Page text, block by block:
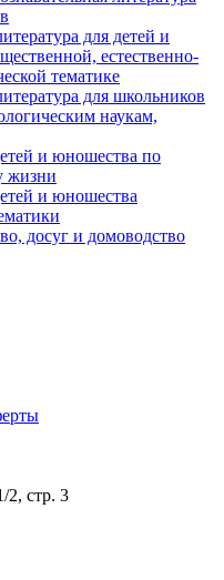
для детей и
естественно-
тематике
для школьников
наукам,
и юношества по
жизни
и юношества
досуг и домоводство
2, стр. 3